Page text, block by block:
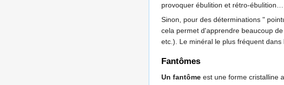
provoquer ébulition et rétro-
Sinon, pour des déterminations "
cela permet d'apprendre beaucoup
etc.). Le minéral le plus fréquent
Fantômes
Un fantôme est une forme cristalline